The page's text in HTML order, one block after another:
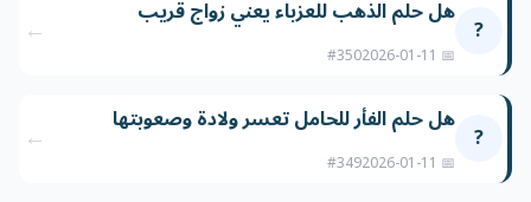
? هل حلم الذهب للعزباء يعني زواج قريب
📅 2026-01-11
#350
←
? هل حلم الفأر للحامل تعسر ولادة وصعوبتها
📅 2026-01-11
#349
←